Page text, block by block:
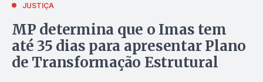
JUSTIÇA
MP determina que o Imas tem
até 35 dias para apresentar Plano
de Transformação Estrutural